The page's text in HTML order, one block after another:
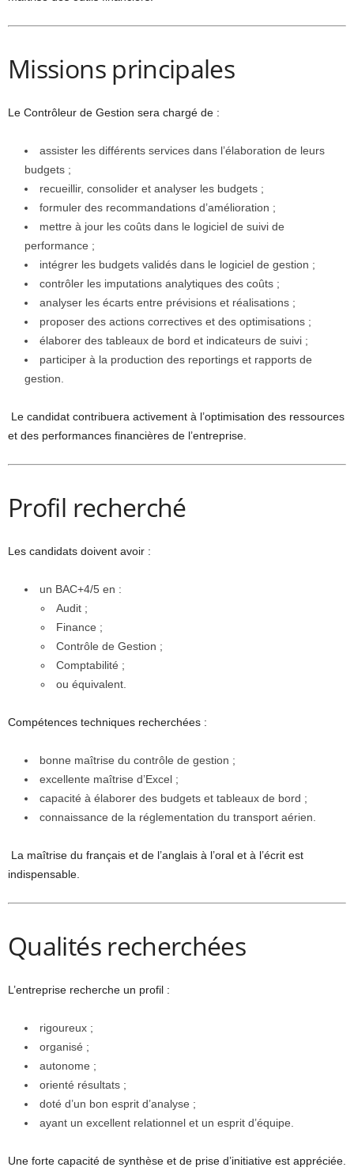
Missions principales
Le Contrôleur de Gestion sera chargé de :
assister les différents services dans l’élaboration de leurs
budgets ;
recueillir, consolider et analyser les budgets ;
formuler des recommandations d’amélioration ;
mettre à jour les coûts dans le logiciel de suivi de
performance ;
intégrer les budgets validés dans le logiciel de gestion ;
contrôler les imputations analytiques des coûts ;
analyser les écarts entre prévisions et réalisations ;
proposer des actions correctives et des optimisations ;
élaborer des tableaux de bord et indicateurs de suivi ;
participer à la production des reportings et rapports de
gestion.
Le candidat contribuera activement à l’optimisation des ressources
et des performances financières de l’entreprise.
Profil recherché
Les candidats doivent avoir :
un BAC+4/5 en :
Audit ;
Finance ;
Contrôle de Gestion ;
Comptabilité ;
ou équivalent.
Compétences techniques recherchées :
bonne maîtrise du contrôle de gestion ;
excellente maîtrise d’Excel ;
capacité à élaborer des budgets et tableaux de bord ;
connaissance de la réglementation du transport aérien.
La maîtrise du français et de l’anglais à l’oral et à l’écrit est
indispensable.
Qualités recherchées
L’entreprise recherche un profil :
rigoureux ;
organisé ;
autonome ;
orienté résultats ;
doté d’un bon esprit d’analyse ;
ayant un excellent relationnel et un esprit d’équipe.
Une forte capacité de synthèse et de prise d’initiative est appréciée.